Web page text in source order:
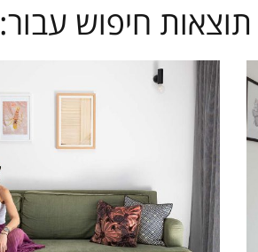
תוצאות חיפוש עבור: